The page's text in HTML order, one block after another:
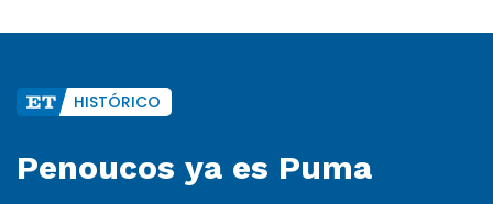
HISTÓRICO
Penoucos ya es Puma